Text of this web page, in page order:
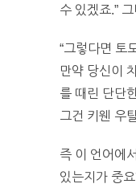
수 있겠죠.”
“그렇다면 토
만약 당신이
를 때린 단단
그건 키웬 우
즉 이 언어에
있는지가 중